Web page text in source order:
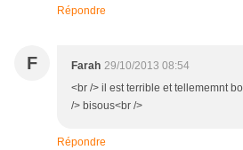
Répondre
F Farah 29/10/2013 08:54
<br /> il est terrible et tellememnt
/> bisous<br />
Répondre